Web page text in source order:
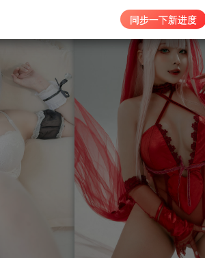
同步一下新进度